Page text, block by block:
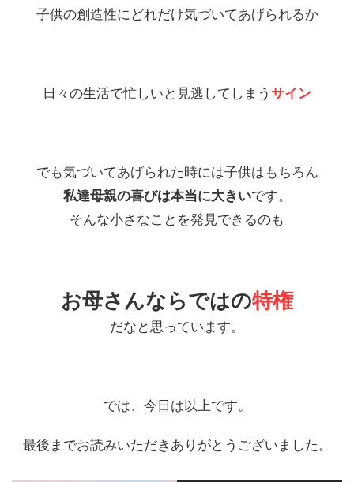
子供の創造性にどれだけ気づいてあげられるか
日々の生活で忙しいと見逃してしまう サイン
でも気づいてあげられた時には子供はもちろん
私達母親の喜びは本当に大きいです。
そんな小さなことを発見できるのも
お母さんならではの特権
だなと思っています。
では、今日は以上です。
最後までお読みいただきありがとうございました。